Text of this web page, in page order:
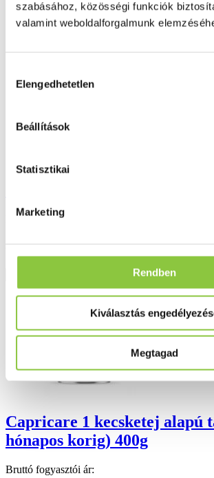
szabásához, közösségi funkciók
valamint weboldalforgalmunk
kiválasztása
Elengedhetetlen
Beállítások
Statisztikai
Marketing
Rendben
Kiválasztás
Megtagad
Ezek is érdekelhetik Önt
Bruttó fogyasztói ár:
Részletek
Capricare 1 kecsketej alapú
hónapos korig) 400g
Bruttó fogyasztói ár: